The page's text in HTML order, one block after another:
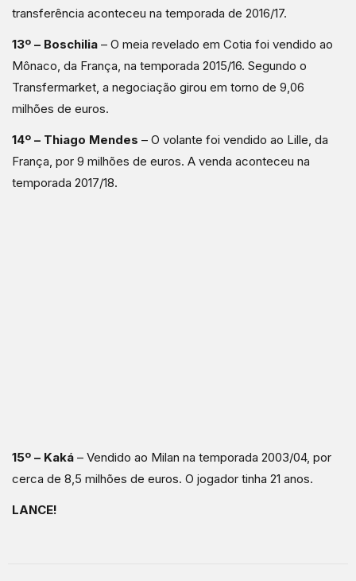
transferência aconteceu na temporada de 2016/17.
13º – Boschilia – O meia revelado em Cotia foi vendido ao
Mônaco, da França, na temporada 2015/16. Segundo o
Transfermarket, a negociação girou em torno de 9,06
milhões de euros.
14º – Thiago Mendes – O volante foi vendido ao Lille, da
França, por 9 milhões de euros. A venda aconteceu na
temporada 2017/18.
15º – Kaká – Vendido ao Milan na temporada 2003/04, por
cerca de 8,5 milhões de euros. O jogador tinha 21 anos.
LANCE!